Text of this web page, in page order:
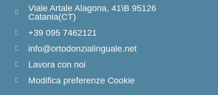
Viale Artale Alagona, 41\B 95126
Catania(CT)
+39 095 7462121
info@ortodonzialinguale.net
Lavora con noi
Modifica preferenze Cookie